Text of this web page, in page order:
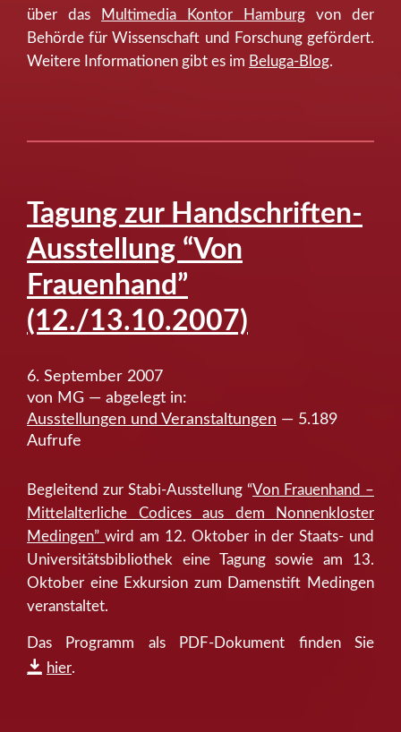
über das
Multimedia Kontor Hamburg von der
Behörde für Wissenschaft und Forschung gefördert.
Weitere Informationen gibt es im Beluga-Blog.
Tagung zur Handschriften-
Ausstellung “Von
Frauenhand”
(12./13.10.2007)
6. September 2007
von MG — abgelegt in:
Ausstellungen und Veranstaltungen — 5.189
Aufrufe
Begleitend zur Stabi-Ausstellung “Von Frauenhand –
Mittelalterliche Codices aus dem Nonnenkloster
Medingen” wird am 12. Oktober in der Staats- und
Universitätsbibliothek eine Tagung sowie am 13.
Oktober eine Exkursion zum Damenstift Medingen
veranstaltet.
Das Programm als PDF-Dokument finden Sie
hier.